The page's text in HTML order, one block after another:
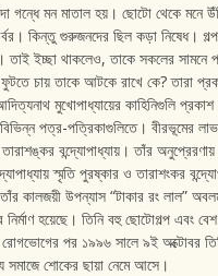
গন্ধে মন মাতাল হয়। ছোটো থেকে মনে
কিন্তু গুরুজনদের ছিল কড়া নিষেধ।
তাই ইচ্ছা থাকলেও, তাকে সকলের সামনে
চায় তাকে আটকে রাখে কে? তারা
মুখোপাধ্যায়ের কাহিনিগুলি প্রকাশ
পত্র-পত্রিকাগুলিতে। বীরভূমের
বন্দ্যোপাধ্যায়। তাঁর
স্মৃতি পুরষ্কার ও তারাশংকর
কালজয়ী উপন্যাস “টাকার রং লাল”
নির্মাণ হয়েছে। তিনি বহু ছোটোগল্প এবং
রোগভোগের পর ১৯৯৬ সালে ৯ই অক্টোবর
সমাজে শোকের ছায়া নেমে আসে।